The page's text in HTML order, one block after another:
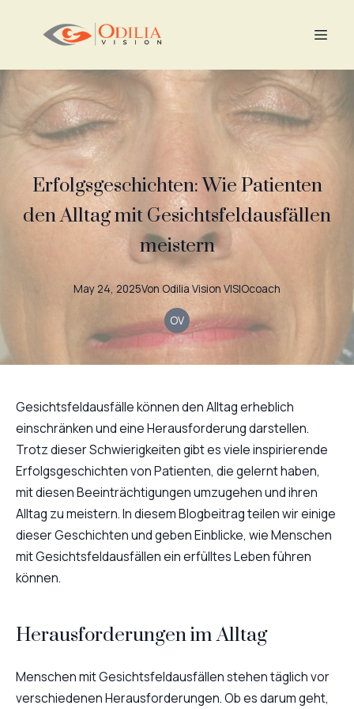
Erfolgsgeschichten: Wie Patienten
den Alltag mit Gesichtsfeldausfällen
meistern
May 24, 2025Von Odilia Vision VISIOcoach
OV
Gesichtsfeldausfälle können den Alltag erheblich
einschränken und eine Herausforderung darstellen.
Trotz dieser Schwierigkeiten gibt es viele inspirierende
Erfolgsgeschichten von Patienten, die gelernt haben,
mit diesen Beeinträchtigungen umzugehen und ihren
Alltag zu meistern. In diesem Blogbeitrag teilen wir einige
dieser Geschichten und geben Einblicke, wie Menschen
mit Gesichtsfeldausfällen ein erfülltes Leben führen
können.
Herausforderungen im Alltag
Menschen mit Gesichtsfeldausfällen stehen täglich vor
verschiedenen Herausforderungen. Ob es darum geht,